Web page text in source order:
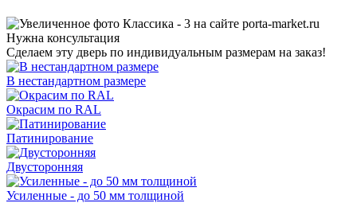
Нужна консультация
Сделаем эту дверь по индивидуальным размерам на заказ!
В нестандартном размере
Окрасим по RAL
Патинирование
Двусторонняя
Усиленные - до 50 мм толщиной